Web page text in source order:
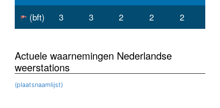
(bft)
3 3 2 2 2
Actuele waarnemingen Nederlandse
weerstations
(plaatsnaamlijst)